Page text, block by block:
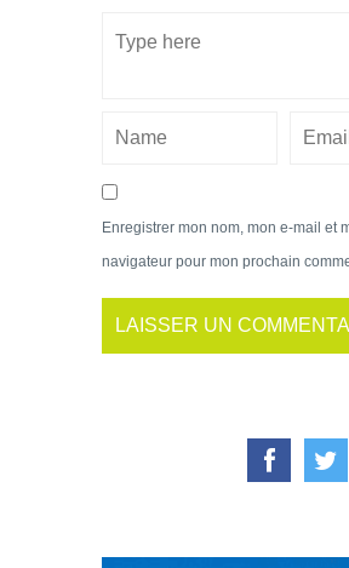
Enregistrer mon nom, mon e-mail et
navigateur pour mon prochain